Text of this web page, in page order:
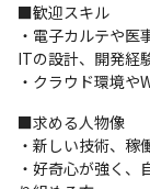
■歓迎スキル
・電子カルテや医
ITの設計、開発経
・クラウド環境
■求める人物像
・新しい技術、
・好奇心が強く